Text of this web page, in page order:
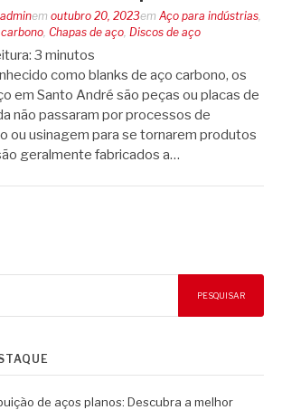
adminem outubro 20, 2023em Aço para indústrias,
, Chapas de aço, Discos de aço
3 minutos
como blanks de aço carbono, os
em Santo André são peças ou placas de
não passaram por processos de
ou usinagem para se tornarem produtos
geralmente fabricados a…
PESQUISAR
de aços planos: Descubra a melhor